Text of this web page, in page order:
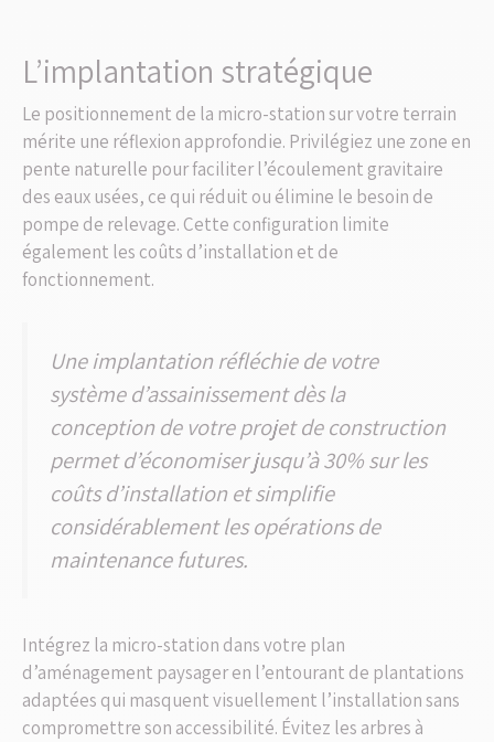
L’implantation stratégique
Le positionnement de la micro-station sur votre terrain
mérite une réflexion approfondie. Privilégiez une zone en
pente naturelle pour faciliter l’écoulement gravitaire
des eaux usées, ce qui réduit ou élimine le besoin de
pompe de relevage. Cette configuration limite
également les coûts d’installation et de
fonctionnement.
Une implantation réfléchie de votre
système d’assainissement dès la
conception de votre projet de construction
permet d’économiser jusqu’à 30% sur les
coûts d’installation et simplifie
considérablement les opérations de
maintenance futures.
Intégrez la micro-station dans votre plan
d’aménagement paysager en l’entourant de plantations
adaptées qui masquent visuellement l’installation sans
compromettre son accessibilité. Évitez les arbres à